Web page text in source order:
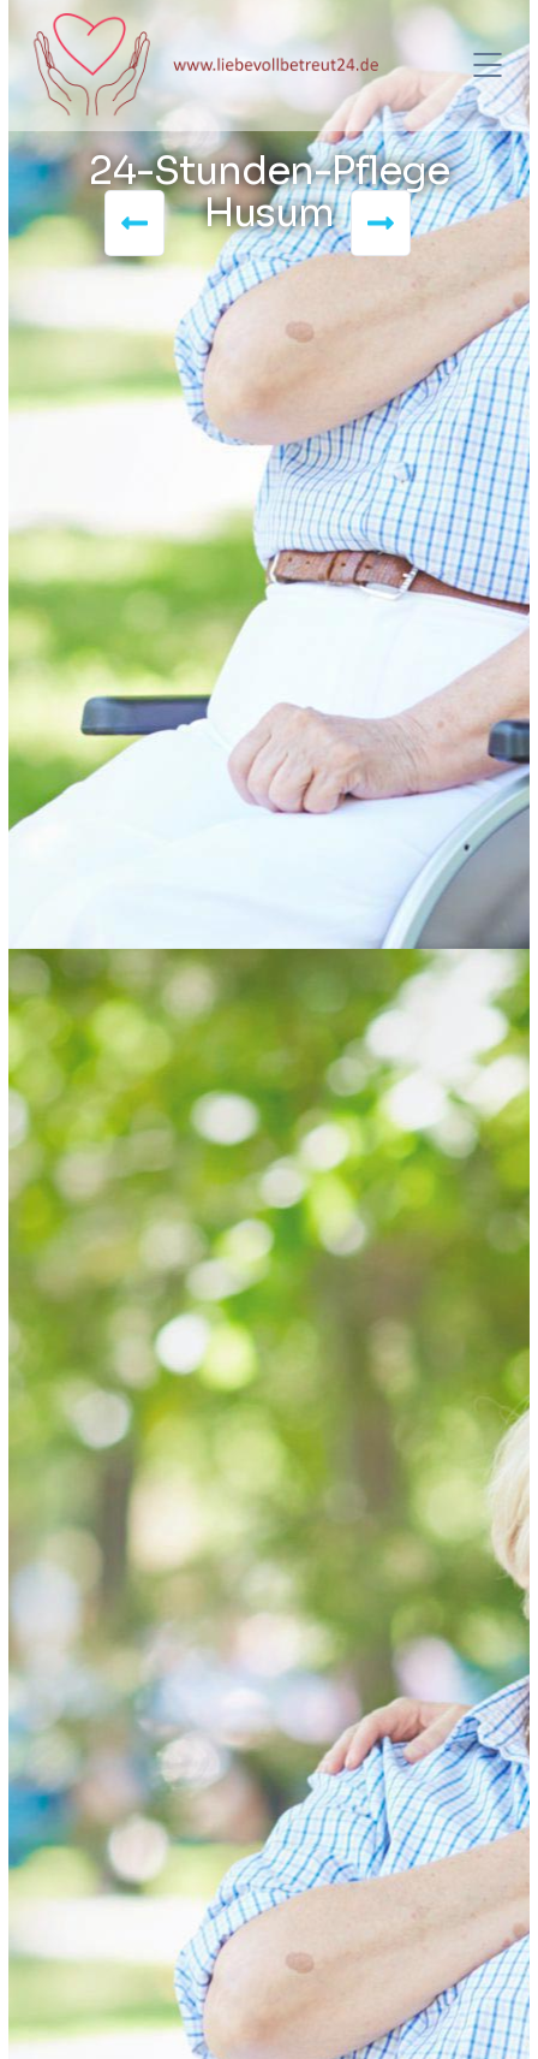
24-Stunden-Pflege
Husum